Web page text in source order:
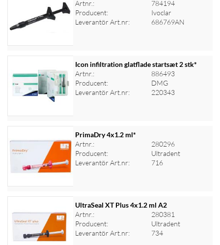
Logga in för priser
Artnr.:
784194
Producent:
Ivoclar
Leverantör Art.nr:
686769AN
Logga in för priser
Icon infiltration glatflade startsæt 2 stk*
Artnr.:
886493
Producent:
DMG
Leverantör Art.nr:
220343
Logga in för priser
PrimaDry 4x1.2 ml*
Artnr.:
280296
Producent:
Ultradent
Leverantör Art.nr:
716
Logga in för priser
UltraSeal XT Plus 4x1.2 ml A2
Artnr.:
280381
Producent:
Ultradent
Leverantör Art.nr:
734